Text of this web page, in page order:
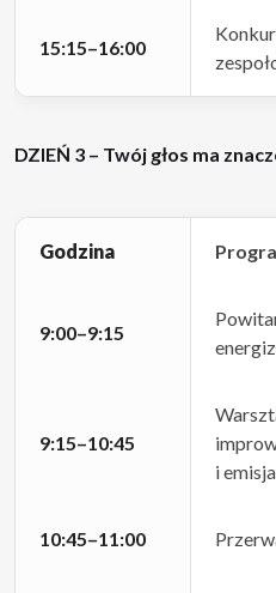
15:15–16:00
DZIEŃ 3 – Twój głos ma
Godzina
9:00–9:15
9:15–10:45
i
10:45–11:00